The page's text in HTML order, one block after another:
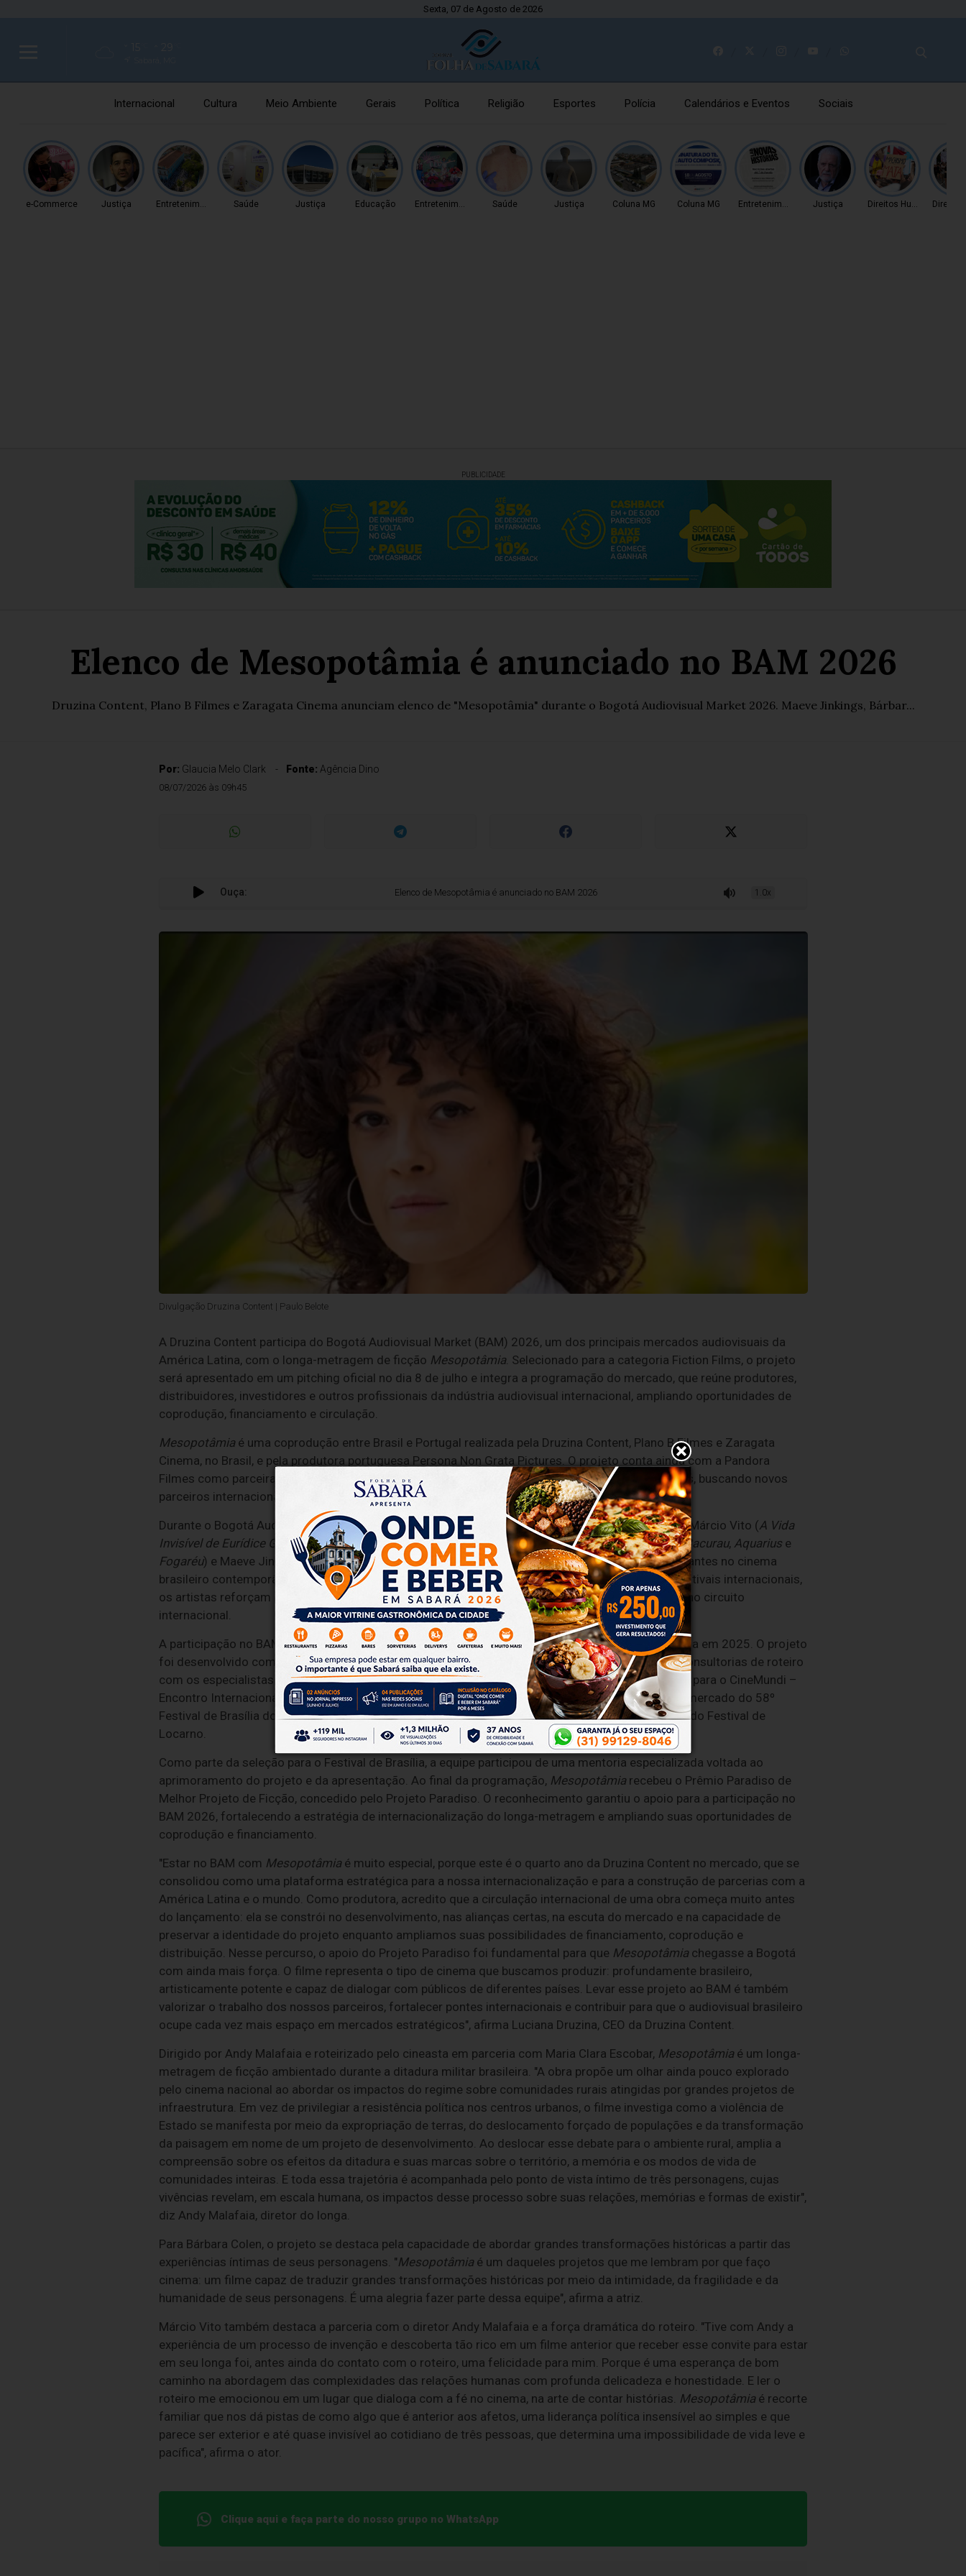
Sexta, 07 de Agosto de 2026
Internacional Cultura Meio Ambiente Gerais Política Religião Esportes Polícia Calendários e Eventos Sociais
e-Commerce Justiça Entretenimento Saúde Justiça Educação Entretenimento Saúde Justiça Coluna MG Coluna MG Entretenimento Justiça Direitos HumanosDireitos
PUBLICIDADE
Elenco de Mesopotâmia é anunciado no BAM 2026
Druzina Content, Plano B Filmes e Zaragata Cinema anunciam elenco de "Mesopotâmia" durante o Bogotá Audiovisual Market 2026. Maeve Jinkings, Bárbar...
Por: Glaucia Melo Clark Fonte: Agência Dino
08/07/2026 às 09h45
Ouça: Elenco de Mesopotâmia é anunciado no BAM 2026 1.0x
Divulgação Druzina Content | Paulo Belote
A Druzina Content participa do Bogotá Audiovisual Market (BAM) 2026, um dos principais mercados audiovisuais da
América Latina, com o longa-metragem de ficção Mesopotâmia. Selecionado para a categoria Fiction Films, o projeto
será apresentado em um pitching oficial no dia 8 de julho e integra a programação do mercado, que reúne produtores,
distribuidores, investidores e outros profissionais da indústria audiovisual internacional, ampliando oportunidades de
coprodução, financiamento e circulação.
Mesopotâmiaé uma coprodução entre Brasil e Portugal realizada pela Druzina Content, Plano B Filmes e Zaragata
Cinema, no Brasil, e pela produtora portuguesa Persona Non Grata Pictures. O projeto conta ainda com a Pandora
Filmes como parceira de distribuição no Brasil e está atualmente em fase de captação de recursos, buscando novos
parceiros internacionais para viabilizar sua produção.
Durante o Bogotá Audiovisual Market 2026, os produtores anunciaram o elenco deMesopotâmia: Márcio Vito (A Vida
Invisível de Eurídice Gusmão,Malu,DeslembroeRegra 34), Bárbara Colen (Cinco Tipos de Medo,Bacurau, Aquariuse
Fogaréu) e Maeve Jinkings (Ainda Estou Aqui,Aquarius ,Carvão eBoi Neon). Com trajetórias marcantes no cinema
brasileiro contemporâneo e participações em produções exibidas e premiadas em importantes festivais internacionais,
os artistas reforçam a proposta artística deMesopotâmiae ampliam seu potencial de circulação no circuito
internacional.
A participação no BAM é resultado de uma trajetória de desenvolvimento e reconhecimento iniciada em 2025. O projeto
foi desenvolvido com apoio do Fundo Setorial do Audiovisual (FSA/BRDE/Ancine), que viabilizou consultorias de roteiro
com os especialistas Miguel Machalski e José Carvalho. Ao longo desse percurso, foi selecionado para o CineMundi –
Encontro Internacional de Coprodução, foi selecionado para os pitchings abertos do ambiente de mercado do 58º
Festival de Brasília do Cinema Brasileiro e foi apresentado no Match Me!, mercado de coprodução do Festival de
Locarno.
Como parte da seleção para o Festival de Brasília, a equipe participou de uma mentoria especializada voltada ao
aprimoramento do projeto e da apresentação. Ao final da programação, Mesopotâmiarecebeu o Prêmio Paradiso de
Melhor Projeto de Ficção, concedido pelo Projeto Paradiso. O reconhecimento garantiu o apoio para a participação no
BAM 2026, fortalecendo a estratégia de internacionalização do longa-metragem e ampliando suas oportunidades de
coprodução e financiamento.
"Estar no BAM com Mesopotâmiaé muito especial, porque este é o quarto ano da Druzina Content no mercado, que se
consolidou como uma plataforma estratégica para a nossa internacionalização e para a construção de parcerias com a
América Latina e o mundo. Como produtora, acredito que a circulação internacional de uma obra começa muito antes
do lançamento: ela se constrói no desenvolvimento, nas alianças certas, na escuta do mercado e na capacidade de
preservar a identidade do projeto enquanto ampliamos suas possibilidades de financiamento, coprodução e
distribuição. Nesse percurso, o apoio do Projeto Paradiso foi fundamental para que Mesopotâmiachegasse a Bogotá
com ainda mais força. O filme representa o tipo de cinema que buscamos produzir: profundamente brasileiro,
artisticamente potente e capaz de dialogar com públicos de diferentes países. Levar esse projeto ao BAM é também
valorizar o trabalho dos nossos parceiros, fortalecer pontes internacionais e contribuir para que o audiovisual brasileiro
ocupe cada vez mais espaço em mercados estratégicos", afirma Luciana Druzina, CEO da Druzina Content.
Dirigido por Andy Malafaia e roteirizado pelo cineasta em parceria com Maria Clara Escobar, Mesopotâmiaé um longa-
metragem de ficção ambientado durante a ditadura militar brasileira. "A obra propõe um olhar ainda pouco explorado
pelo cinema nacional ao abordar os impactos do regime sobre comunidades rurais atingidas por grandes projetos de
infraestrutura. Em vez de privilegiar a resistência política nos centros urbanos, o filme investiga como a violência de
Estado se manifesta por meio da expropriação de terras, do deslocamento forçado de populações e da transformação
da paisagem em nome de um projeto de desenvolvimento. Ao deslocar esse debate para o ambiente rural, amplia a
compreensão sobre os efeitos da ditadura e suas marcas sobre o território, a memória e os modos de vida de
comunidades inteiras. E toda essa trajetória é acompanhada pelo ponto de vista íntimo de três personagens, cujas
vivências revelam, em escala humana, os impactos desse processo sobre suas relações, memórias e formas de existir",
diz Andy Malafaia, diretor do longa.
Para Bárbara Colen, o projeto se destaca pela capacidade de abordar grandes transformações históricas a partir das
experiências íntimas de seus personagens. "Mesopotâmiaé um daqueles projetos que me lembram por que faço
cinema: um filme capaz de traduzir grandes transformações históricas por meio da intimidade, da fragilidade e da
humanidade de seus personagens. É uma alegria fazer parte dessa equipe", afirma a atriz.
Márcio Vito também destaca a parceria com o diretor Andy Malafaia e a força dramática do roteiro. "Tive com Andy a
experiência de um processo de invenção e descoberta tão rico em um filme anterior que receber esse convite para estar
em seu longa foi, antes ainda do contato com o roteiro, uma felicidade para mim. Porque é uma esperança de bom
caminho na abordagem das complexidades das relações humanas com profunda delicadeza e honestidade. E ler o
roteiro me emocionou em um lugar que dialoga com a fé no cinema, na arte de contar histórias. Mesopotâmiaé recorte
familiar que nos dá pistas de como algo que é anterior aos afetos, uma liderança política insensível ao simples e que
parece ser exterior e até quase invisível ao cotidiano de três pessoas, que determina uma impossibilidade de vida leve e
pacífica", afirma o ator.
Clique aqui e faça parte do nosso grupo no WhatsApp